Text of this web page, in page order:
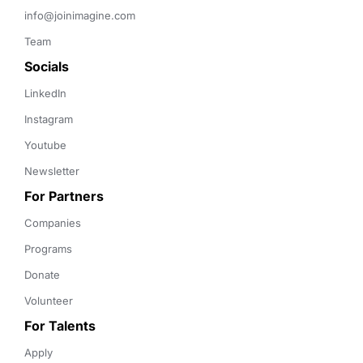
info@joinimagine.com
Team
Socials
LinkedIn
Instagram
Youtube
Newsletter
For Partners
Companies
Programs
Donate
Volunteer
For Talents
Apply